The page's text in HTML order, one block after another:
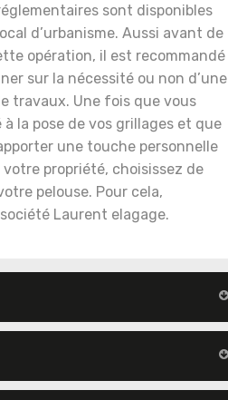
sont disponibles
d’urbanisme. Aussi avant de
opération, il est recommandé
sur la nécessité ou non d’une
travaux. Une fois que vous
à la pose de vos grillages et que
une touche personnelle
propriété, choisissez de
pelouse. Pour cela,
Laurent elagage.